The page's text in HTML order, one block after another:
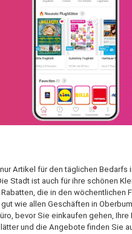
Artikel für den täglichen Bedarfs
Stadt ist auch für ihre schönen
die in den wöchentlichen
wie allen Geschäften in
bevor Sie einkaufen gehen,
und die Angebote finden Sie